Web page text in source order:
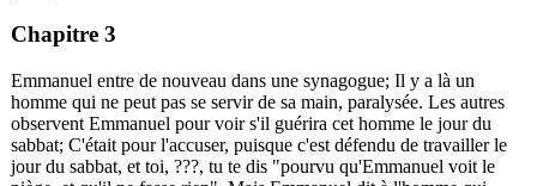
Chapitre 3
Emmanuel entre de nouveau dans une synagogue; Il y a là un
homme qui ne peut pas se servir de sa main, paralysée. Les autres
observent Emmanuel pour voir s'il guérira cet homme le jour du
sabbat; C'était pour l'accuser, puisque c'est défendu de travailler le
jour du sabbat, et toi, ???, tu te dis "pourvu qu'Emmanuel voit le